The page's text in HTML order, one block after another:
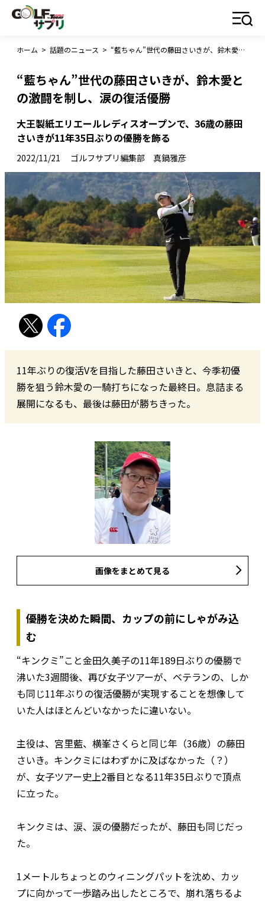
ホーム > 話題のニュース > “藍ちゃん”世代の藤田さいきが、鈴木愛との激闘を制し、涙の復活優勝
“藍ちゃん”世代の藤田さいきが、鈴木愛と
の激闘を制し、涙の復活優勝
大王製紙エリエールレディスオープンで、36歳の藤田
さいきが11年35日ぶりの優勝を飾る
2022/11/21 ゴルフサプリ編集部 真鍋雅彦
11年ぶりの復活Vを目指した藤田さいきと、今季初優
勝を狙う鈴木愛の一騎打ちになった最終日。息詰まる
展開になるも、最後は藤田が勝ちきった。
画像をまとめて見る
優勝を決めた瞬間、カップの前にしゃがみ込
む
“キンクミ”こと金田久美子の11年189日ぶりの優勝で
沸いた3週間後、再び女子ツアーが、ベテランの、しか
も同じ11年ぶりの復活優勝が実現することを想像して
いた人はほとんどいなかったに違いない。
主役は、宮里藍、横峯さくらと同じ年（36歳）の藤田
さいき。キンクミにはわずかに及ばなかった（？）
が、女子ツアー史上2番目となる11年35日ぶりで頂点
に立った。
キンクミは、涙、涙の優勝だったが、藤田も同じだっ
た。
1メートルちょっとのウィニングパットを沈め、カッ
プに向かって一歩踏み出したところで、崩れ落ちるよ